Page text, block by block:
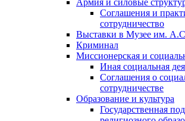
Армия и силовые
Соглашения и
сотрудничество
Выставки в Музее им.
Криминал
Миссионерская и
Иная социальная
Соглашения о
сотрудничестве
Образование и культура
Государственная